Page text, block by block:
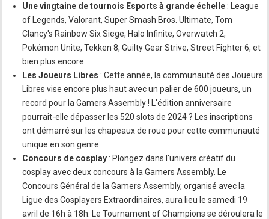
Une vingtaine de tournois Esports à grande échelle : League
of Legends, Valorant, Super Smash Bros. Ultimate, Tom
Clancy's Rainbow Six Siege, Halo Infinite, Overwatch 2,
Pokémon Unite, Tekken 8, Guilty Gear Strive, Street Fighter 6, et
bien plus encore.
Les Joueurs Libres : Cette année, la communauté des Joueurs
Libres vise encore plus haut avec un palier de 600 joueurs, un
record pour la Gamers Assembly ! L'édition anniversaire
pourrait-elle dépasser les 520 slots de 2024 ? Les inscriptions
ont démarré sur les chapeaux de roue pour cette communauté
unique en son genre.
Concours de cosplay : Plongez dans l'univers créatif du
cosplay avec deux concours à la Gamers Assembly. Le
Concours Général de la Gamers Assembly, organisé avec la
Ligue des Cosplayers Extraordinaires, aura lieu le samedi 19
avril de 16h à 18h. Le Tournament of Champions se déroulera le